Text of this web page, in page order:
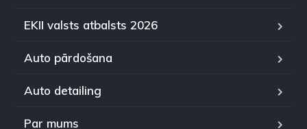
EKII valsts atbalsts 2026
Auto pārdošana
Auto detailing
Par mums